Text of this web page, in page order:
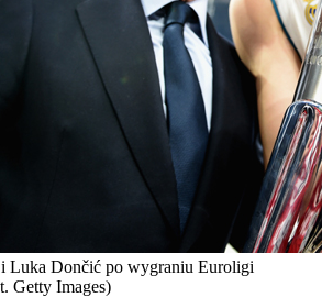
Luka Dončić po wygraniu Euroligi
Getty Images)